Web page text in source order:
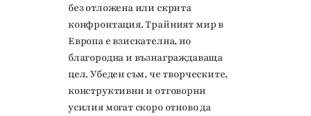
без отложена или скрита
конфронтация. Трайният мир в
Европа е взискателна, но
благородна и възнаграждаваща
цел. Убеден съм, че творческите,
конструктивни и отговорни
усилия могат скоро отново да